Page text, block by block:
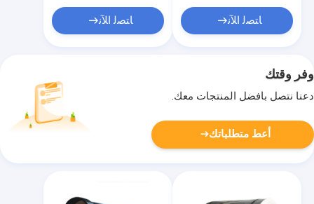
ﺎﺘﺼﻟ ﺍﻶﻧ ﺎﺘﺼﻟ ﺍﻶﻧ
وفر وقتك
دعنا نتصل بأفضل المنتجات معك.
أعط متطلباتك